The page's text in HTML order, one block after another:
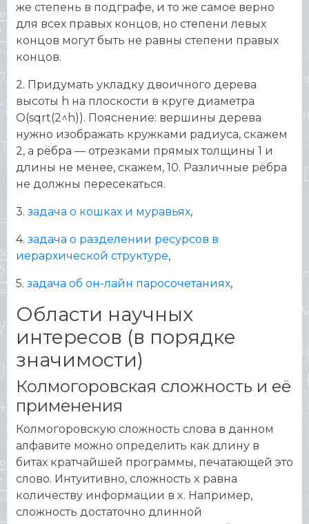
же степень в подграфе, и то же самое верно
для всех правых концов, но степени левых
концов могут быть не равны степени правых
концов.
2. Придумать укладку двоичного дерева
высоты h на плоскости в круге диаметра
O(sqrt(2^h)). Пояснение: вершины дерева
нужно изображать кружками радиуса, скажем
2, а рёбра — отрезками прямых толщины 1 и
длины не менее, скажем, 10. Различные рёбра
не должны пересекаться.
3. задача о кошках и муравьях,
4. задача о разделении ресурсов в
иерархической структуре,
5. задача об он-лайн паросочетаниях,
Области научных
интересов (в порядке
значимости)
Колмогоровская сложность и её
применения
Колмогоровскую сложность слова в данном
алфавите можно определить как длину в
битах кратчайшей программы, печатающей это
слово. Интуитивно, сложность x равна
количеству информации в x. Например,
сложность достаточно длинной